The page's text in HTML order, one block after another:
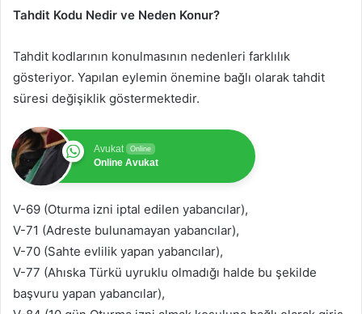
Tahdit Kodu Nedir ve Neden Konur?
Tahdit kodlarının konulmasının nedenleri farklılık
gösteriyor. Yapılan eylemin önemine bağlı olarak tahdit
süresi değişiklik göstermektedir.
Avukat Online
Online Avukat
V-69 (Oturma izni iptal edilen yabancılar),
V-71 (Adreste bulunamayan yabancılar),
V-70 (Sahte evlilik yapan yabancılar),
V-77 (Ahıska Türkü uyruklu olmadığı halde bu şekilde
başvuru yapan yabancılar),